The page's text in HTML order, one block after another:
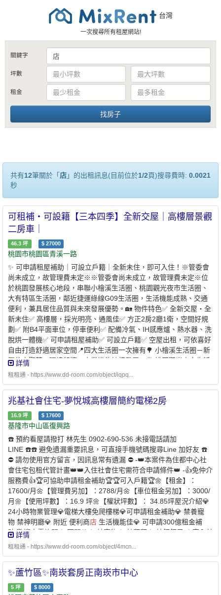
台灣
一次搜尋所有租屋網站!
關鍵字
坪數
租金
共有12筆關於「 店」的出租訊息(目前位於1/2頁)搜尋費時: 0.0021
秒
可租補・可設籍【三本四季】全新交屋｜高樓層景觀
二房車｜
46.3 坪 $ 27000
桃園市桃園區青溪一路
✨ 可申請租屋補助｜可設立戶籍｜全新未住，即可入住！※管委會
尚未成立，故管理費未定※※管委會尚未成立，故管理費未定※位
於桃園發展核心地段，串聯小檜溪生活圈、桃園觀光夜市生活圈、
大有特區生活圈，鄰近捷運綠線G09生活圈，生活機能成熟、交通
便利，兼具居住品質與未來發展優勢。🏡 物件特色✅ 全新交屋・全
新未住✅ 高樓層，採光明亮、通風佳✅ 方正2房2廳1衛，空間好規
劃✅ 附B4平面車位，停車便利✅ 配備冷氣、IH感應爐、熱水器、洗
脫烘一體機✅ 可申請租屋補助✅ 可設立戶籍✅ 空屋出租，可依喜好
自由打造舒適居家空間📍四大生活圈一次擁有🌳 小檜溪生活圈－新
興住宅聚落，環境舒適，商業機能持續發展。🍜 桃園觀光夜市生活
圈－美食林立，餐飲、採買一次滿足。🏙️ 大有特區生活圈－量販、
－鄰近未來捷運綠線G09站，交通便利性持續提升，未來發展可
期。另鄰近新永和市場、便利商店、朝陽森林公園、青溪國小、青
溪國中，食、衣、住、行、育、樂一應俱全。🚗 交通便利鄰近春日
路主要幹道，可快速連接桃園市區、經國特區、南崁及國道交流
位）🔹 押金兩個月🔹 最短租期一年🔹 可申請租屋補助🔹 可設立戶
籍🔹 管委會尚未成立，故管理費未定✨ 全新社區、全新設備、優質
生活圈，入住即可享受舒適便利的居住環境。📞 歡迎預約賞屋，實
際屋況比照片更漂亮，喜歡價格皆可討論，我將竭誠為您服務！歡
迎來電預約看屋，看屋請洽:0908-312945(同LINE)蔡先生有任何問
題亦可加LINE諮詢:LINE ID:House073【【【因業務繁忙、常常不
在桃園，看屋請提前預約】】】【【【因業務繁忙、常常不在桃
園，看屋請提前預約】】】【【【因業務繁忙、常常不在桃園，看
屋請提前預約】】】永義房屋大竹上興公園加盟店上安欣不動產
仲介經紀有限公司 (105)桃市經字第001599號經紀人：蘇于涵【有
問題可以直接加LINE諮詢，房聊會擋訊息、吃訊息，請直接加LINE
諮詢】
詳情
租租通 - https://www.dd-room.com/object/iqpq...
兆基社會住宅-夢悅城高樓層簡約電梯2房
16.9 坪 $ 17600
基隆市中山區復興路
☎️ 預約看屋請撥打 林先生 0902-690-536 未接電話請加
LINE ☎️☎️ 避免遺漏重要訊息，可直接手機號碼搜尋Line 加好友 ☎️
⛔️ 請勿使用官方留言，因訊息常有遺漏 ⛔️ -👑本案件為住都中心社
會住宅包租代管計畫👑👑入住社會住宅需符合申請條件👑 -👍免仲介
服務費👍🏆可協助申請租金補助🏆🏆可入戶籍🏆🌼【租金】：
17600/月🌼【管理費另加】：2788/月🌼【車位租金另加】：3000/
月🌼【使用坪數】：16.9 坪🌼【權狀坪數】： 34.85坪屋況介紹💎
24小時物業管理💎電梯大樓免爬樓梯💎可申請租金補助💎 禁養寵
物 禁神明廳💎 附近 便利商店 生活機能佳💎 可申請300億租金補
貼 歡迎來電詢問☆ 可開伙☆ 禁寵物☆ 禁拜拜☆ 禁釘釘子 ☆室內禁
菸 ☆💎 優質房東，正在找尋愛惜房子的好房客 💎🌟可協助申請300
員 ￭ 申請人 ￭ 申請人的配偶 ￭ 申請人及其配偶戶籍內的直系親
屬 ￭ 申請人的配偶之戶籍內的直系親屬1. 年齡限制：申請人須為年
滿 18 歲以上之中華民國國民2. 家庭成員定義：本人 + 配偶 + 戶籍
詳情
租租通 - https://www.dd-room.com/object/4mcn...
✨蘆竹區✨南崁套房正南崁市中心
5 坪 $ 8000